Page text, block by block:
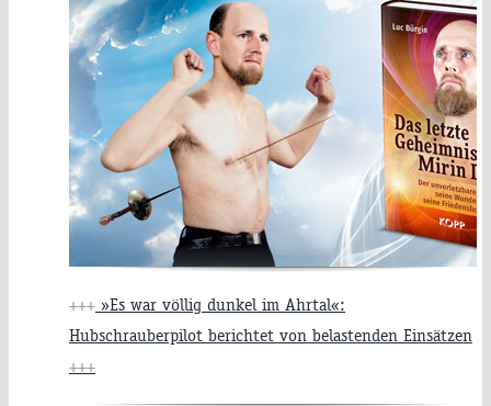
+++ »Es war völlig dunkel im Ahrtal«:
Hubschrauberpilot berichtet von belastenden Einsätzen
+++